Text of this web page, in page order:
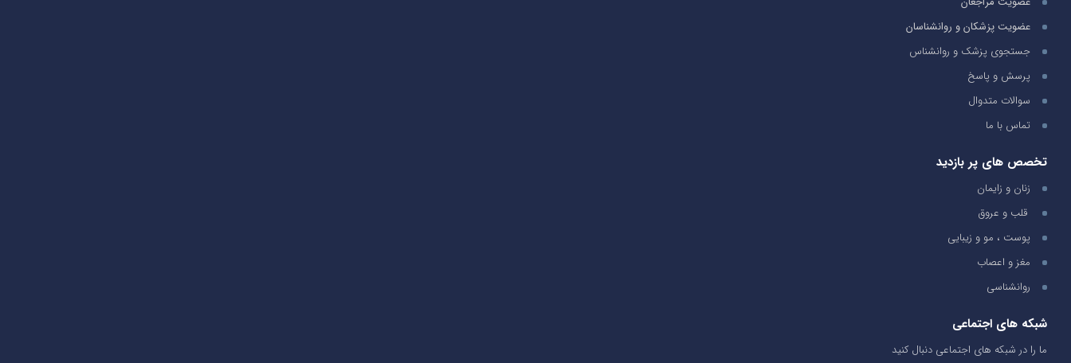
عضویت پزشکان و روانشناسان
جستجوی پزشک و روانشناس
پرسش و پاسخ
سوالات متدوال
تماس با ما
تخصص های پر بازدید
زنان و زایمان
قلب و عروق
پوست ، مو و زیبایی
مغز و اعصاب
روانشناسی
شبکه های اجتماعی
ما را در شبکه های اجتماعی دنبال کنید